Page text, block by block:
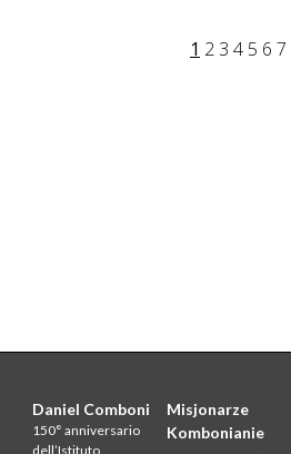
1 2 3 4 5 6 7
Daniel Comboni
150° anniversario
dell’Istituto
Misjonarze
Kombonianie